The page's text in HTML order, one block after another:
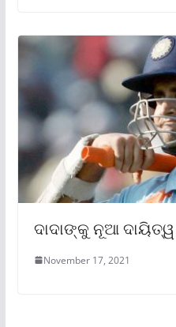
ଦାଦାଙ୍କୁ ନୂଆ ଦାୟିତ୍ୱ
November 17, 2021